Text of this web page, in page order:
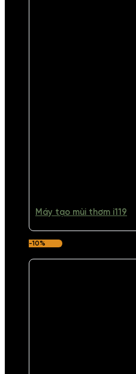
Máy tạo mùi thơm i119
-10%